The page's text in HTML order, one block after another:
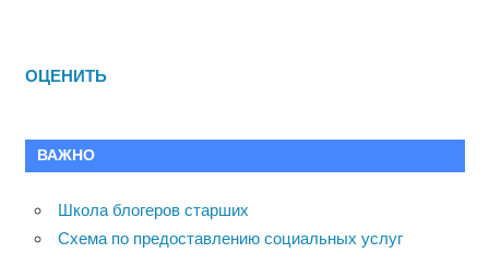
ОЦЕНИТЬ
ВАЖНО
Школа блогеров старших
Схема по предоставлению социальных услуг